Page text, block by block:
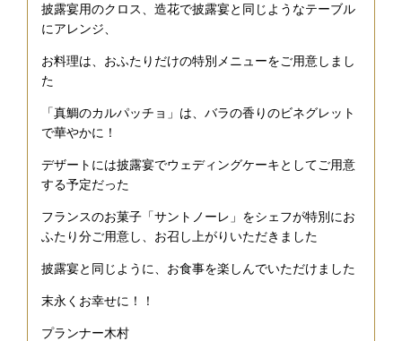
披露宴用のクロス、造花で披露宴と同じようなテーブル
にアレンジ、
お料理は、おふたりだけの特別メニューをご用意しまし
た
「真鯛のカルパッチョ」は、バラの香りのビネグレット
で華やかに！
デザートには披露宴でウェディングケーキとしてご用意
する予定だった
フランスのお菓子「サントノーレ」をシェフが特別にお
ふたり分ご用意し、お召し上がりいただきました
披露宴と同じように、お食事を楽しんでいただけました
末永くお幸せに！！
プランナー木村